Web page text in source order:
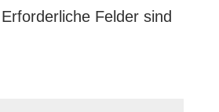
Erforderliche Felder sind